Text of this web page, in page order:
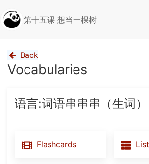
第十五课 想当一棵树
Back
Vocabularies
语言:词语串串串（生词）
Flashcards List